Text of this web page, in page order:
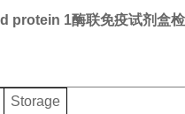
protein 1酶联免疫试剂盒
Storage